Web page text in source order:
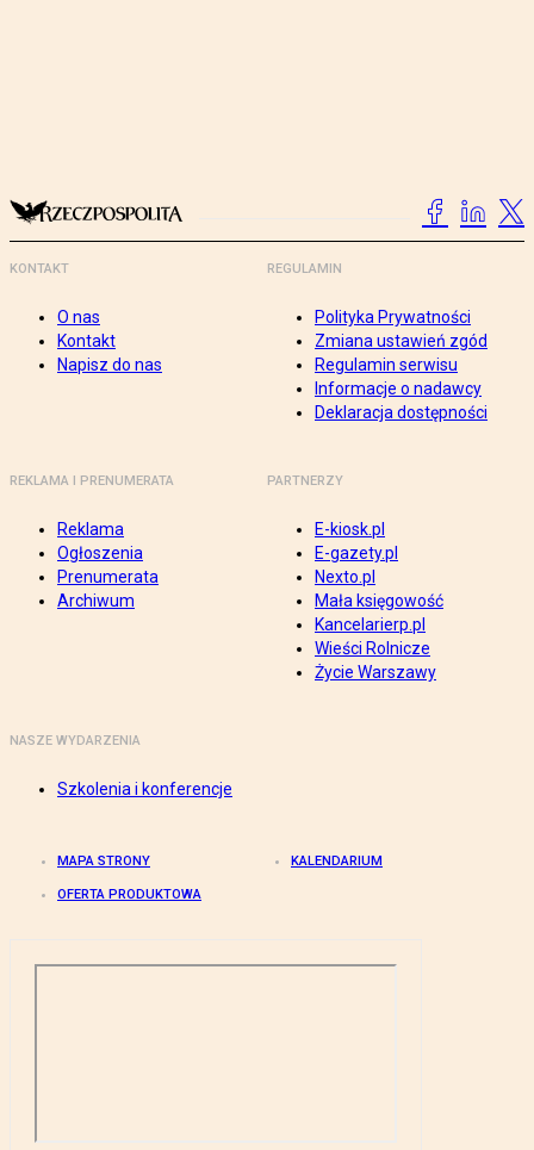
KONTAKT
O nas
Kontakt
Napisz do nas
REGULAMIN
Polityka Prywatności
Zmiana ustawień zgód
Regulamin serwisu
Informacje o nadawcy
Deklaracja dostępności
REKLAMA I PRENUMERATA
Reklama
Ogłoszenia
Prenumerata
Archiwum
PARTNERZY
E-kiosk.pl
E-gazety.pl
Nexto.pl
Mała księgowość
Kancelarierp.pl
Wieści Rolnicze
Życie Warszawy
NASZE WYDARZENIA
Szkolenia i konferencje
MAPA STRONY KALENDARIUM
OFERTA PRODUKTOWA